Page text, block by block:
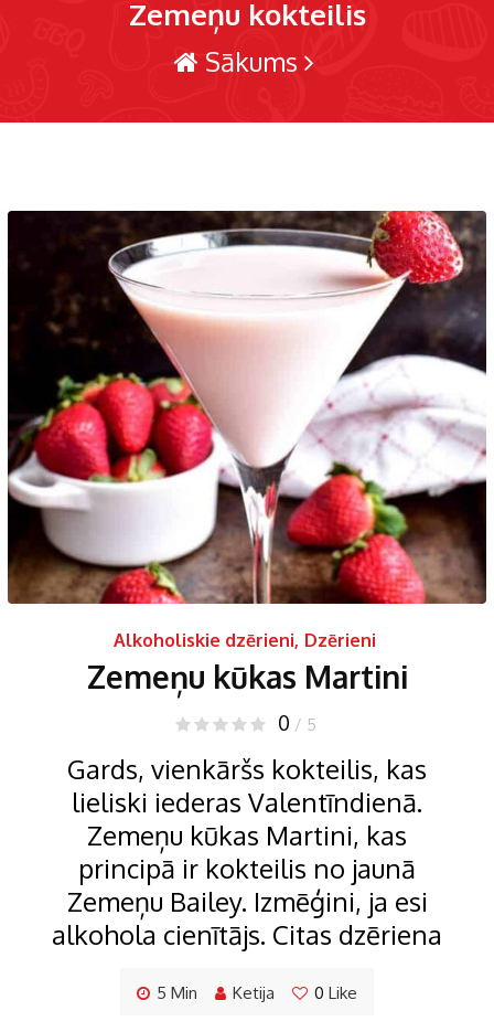
Zemeņu kokteilis
Sākums
Alkoholiskie dzērieni, Dzērieni
Zemeņu kūkas Martini
0 / 5
Gards, vienkāršs kokteilis, kas
lieliski iederas Valentīndienā.
Zemeņu kūkas Martini, kas
principā ir kokteilis no jaunā
Zemeņu Bailey. Izmēģini, ja esi
alkohola cienītājs. Citas dzēriena
5 Min Ketija 0 Like